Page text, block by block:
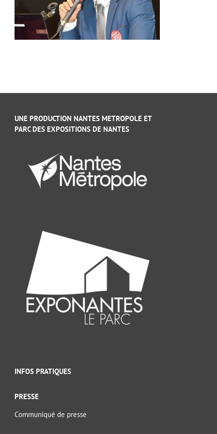
UNE PRODUCTION NANTES METROPOLE ET
PARC DES EXPOSITIONS DE NANTES
INFOS PRATIQUES
PRESSE
Communiqué de presse